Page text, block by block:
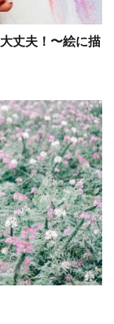
丈夫！〜絵に描